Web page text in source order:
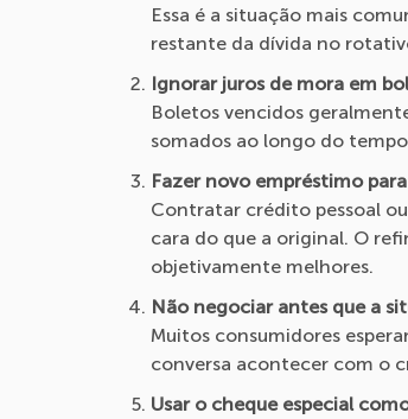
Essa é a situação mais
restante da dívida no
Ignorar juros de mora em
Boletos vencidos
somados ao longo do
Fazer novo empréstimo
Contratar crédito pessoal
cara do que a original. O
objetivamente melhores.
Não negociar antes que a
Muitos consumidores
conversa acontecer com o
Usar o cheque especial